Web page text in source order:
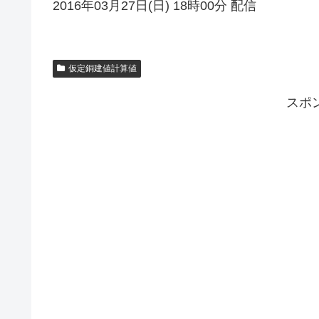
2016年03月27日(日) 18時00分 配信
仮定銅建値計算値
スポ